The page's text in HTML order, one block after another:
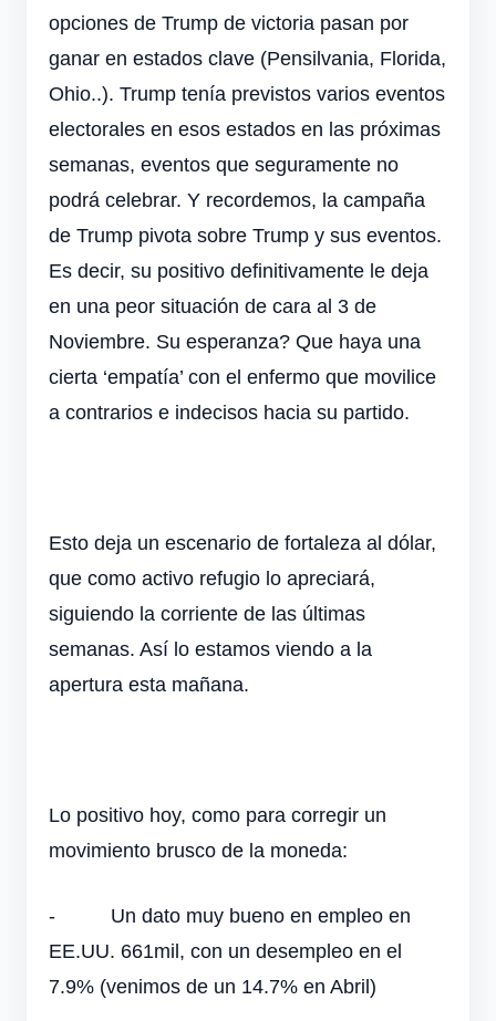
opciones de Trump de victoria pasan por
ganar en estados clave (Pensilvania, Florida,
Ohio..). Trump tenía previstos varios eventos
electorales en esos estados en las próximas
semanas, eventos que seguramente no
podrá celebrar. Y recordemos, la campaña
de Trump pivota sobre Trump y sus eventos.
Es decir, su positivo definitivamente le deja
en una peor situación de cara al 3 de
Noviembre. Su esperanza? Que haya una
cierta ‘empatía’ con el enfermo que movilice
a contrarios e indecisos hacia su partido.
Esto deja un escenario de fortaleza al dólar,
que como activo refugio lo apreciará,
siguiendo la corriente de las últimas
semanas. Así lo estamos viendo a la
apertura esta mañana.
Lo positivo hoy, como para corregir un
movimiento brusco de la moneda:
-
Un dato muy bueno en empleo en
EE.UU. 661mil, con un desempleo en el
7.9% (venimos de un 14.7% en Abril)